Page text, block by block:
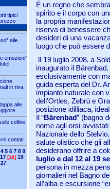
alle
emozioni”
in riva
alle
colline
contati
4 5 6 7 8 9
17 [18] 19
27
É un regno che
spirito e il corpo con
la propria
riserva di benessere
desideri di una
luogo che può essere
Il 19 luglio 2008, a
inaugurato il
esclusivamente con
guida esperta del Dr.
impianto naturale con
dell’Ortles, Zebrù e
posizione idilliaca,
Il “Bärenbad” (bagno
nome agli orsi
Nazionale dello
salute olistico che gli
desiderano offrire a
luglio e dal 12 al 19
persona in mezza
giornalieri nel Bagno
all’alba e escursione